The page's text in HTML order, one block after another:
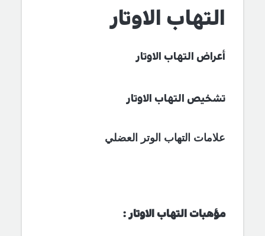
التهاب الاوتار
أعراض التهاب الاوتار
تشخيص التهاب الاوتار
علامات التهاب الوتر العضلي
مؤهبات التهاب الاوتار :